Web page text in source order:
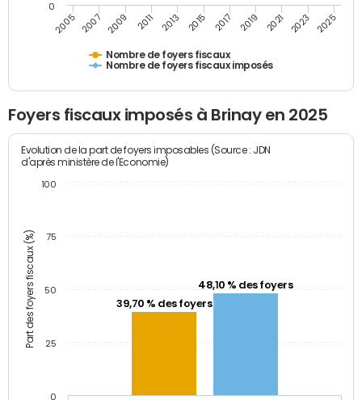
Nombre de foyers fiscaux
Nombre de foyers fiscaux imposés
2005 2007 2009 2011 2013 2015 2017 2019 2021 2023 2025
0
Foyers fiscaux imposés à Brinay en 2025
Part des foyers fiscaux (%)
Evolution de la part de foyers imposables (Source : JDN
d'après ministère de l'Economie)
39,70 % des foyers
48,10 % des foyers
0
25
50
75
100